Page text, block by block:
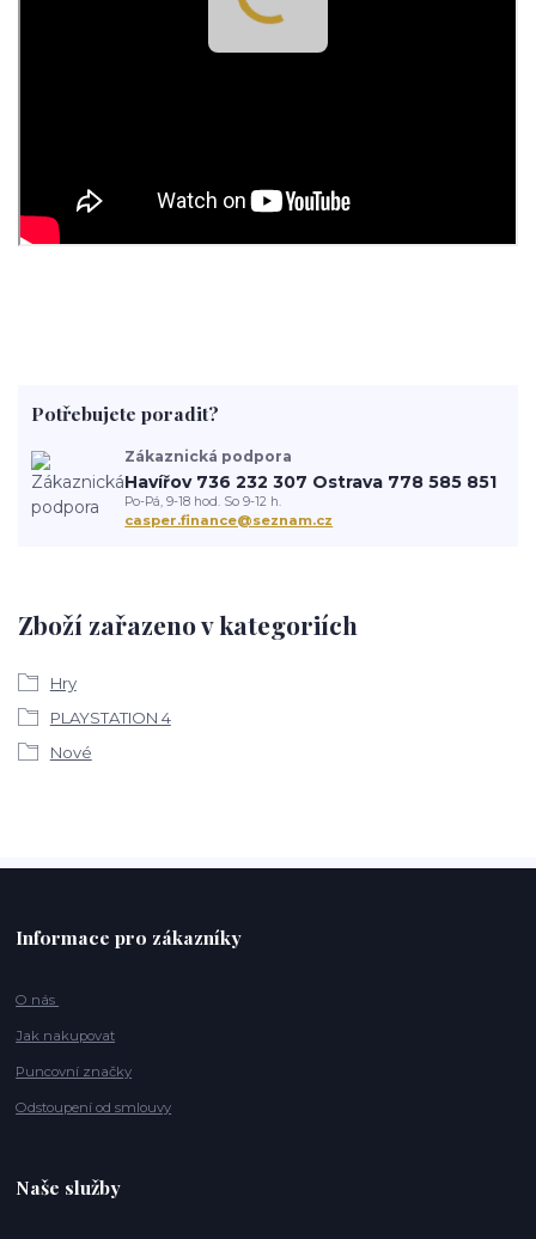
Zboží zařazeno v kategoriích
Hry
PLAYSTATION 4
Nové
Potřebujete poradit?
Zákaznická podpora
Havířov 736 232 307 Ostrava 778 585 851
Po-Pá, 9-18 hod. So 9-12 h.
casper.finance@seznam.cz
Informace pro zákazníky
O nás
Jak nakupovat
Puncovní značky
Odstoupení od smlouvy
Naše služby